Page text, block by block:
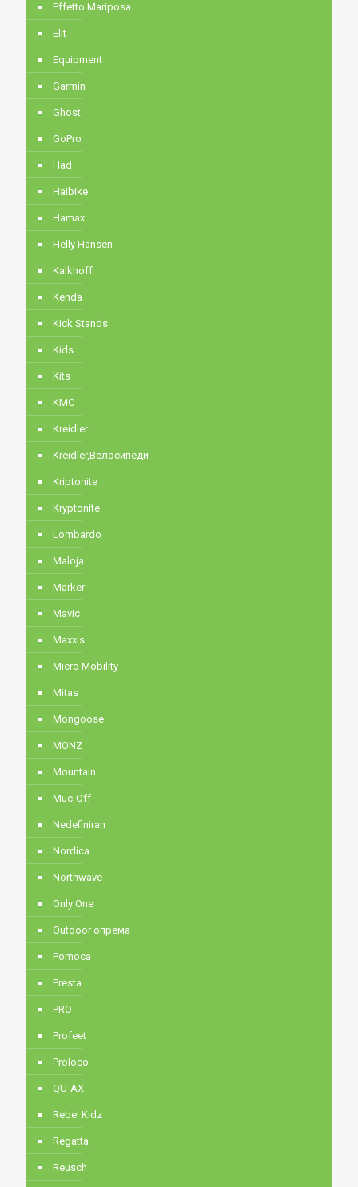
Effetto Mariposa
Elit
Equipment
Garmin
Ghost
GoPro
Had
Haibike
Hamax
Helly Hansen
Kalkhoff
Kenda
Kick Stands
Kids
Kits
KMC
Kreidler
Kreidler,Велосипеди
Kriptonite
Kryptonite
Lombardo
Maloja
Marker
Mavic
Maxxis
Micro Mobility
Mitas
Mongoose
MONZ
Mountain
Muc-Off
Nedefiniran
Nordica
Northwave
Only One
Outdoor опрема
Pomoca
Presta
PRO
Profeet
Proloco
QU-AX
Rebel Kidz
Regatta
Reusch